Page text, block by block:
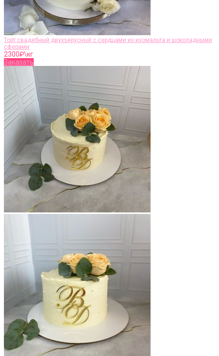
Торт свадебный двухъярусный с сердцами из изомальта и шоколадными
сферами
2300₽\кг
Заказать